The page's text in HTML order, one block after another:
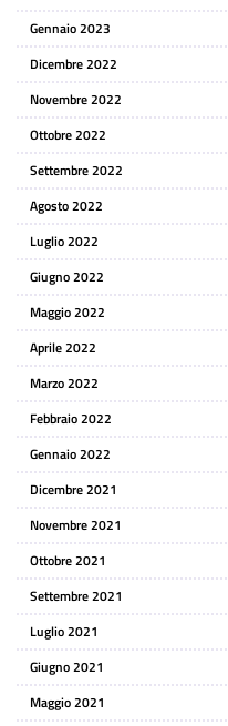
Gennaio 2023
Dicembre 2022
Novembre 2022
Ottobre 2022
Settembre 2022
Agosto 2022
Luglio 2022
Giugno 2022
Maggio 2022
Aprile 2022
Marzo 2022
Febbraio 2022
Gennaio 2022
Dicembre 2021
Novembre 2021
Ottobre 2021
Settembre 2021
Luglio 2021
Giugno 2021
Maggio 2021